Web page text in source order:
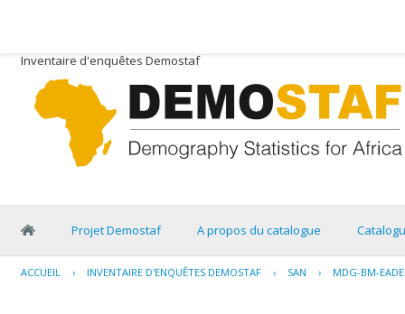
Inventaire d'enquêtes Demostaf
Projet Demostaf A propos du catalogue
ACCUEIL › INVENTAIRE D'ENQUÊTES DEMOSTAF › SAN › MDG-BM-